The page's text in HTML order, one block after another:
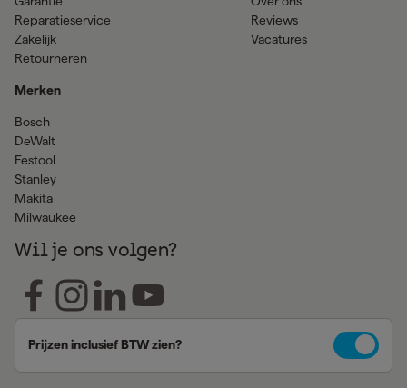
Reparatieservice
Zakelijk
Retourneren
Merken
Bosch
DeWalt
Festool
Stanley
Makita
Milwaukee
Reviews
Vacatures
Wil je ons volgen?
Prijzen inclusief BTW zien?